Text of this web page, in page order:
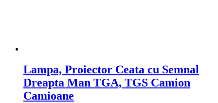
Lampa, Proiector Ceata cu Semnal
Dreapta Man TGA, TGS Camion
Camioane